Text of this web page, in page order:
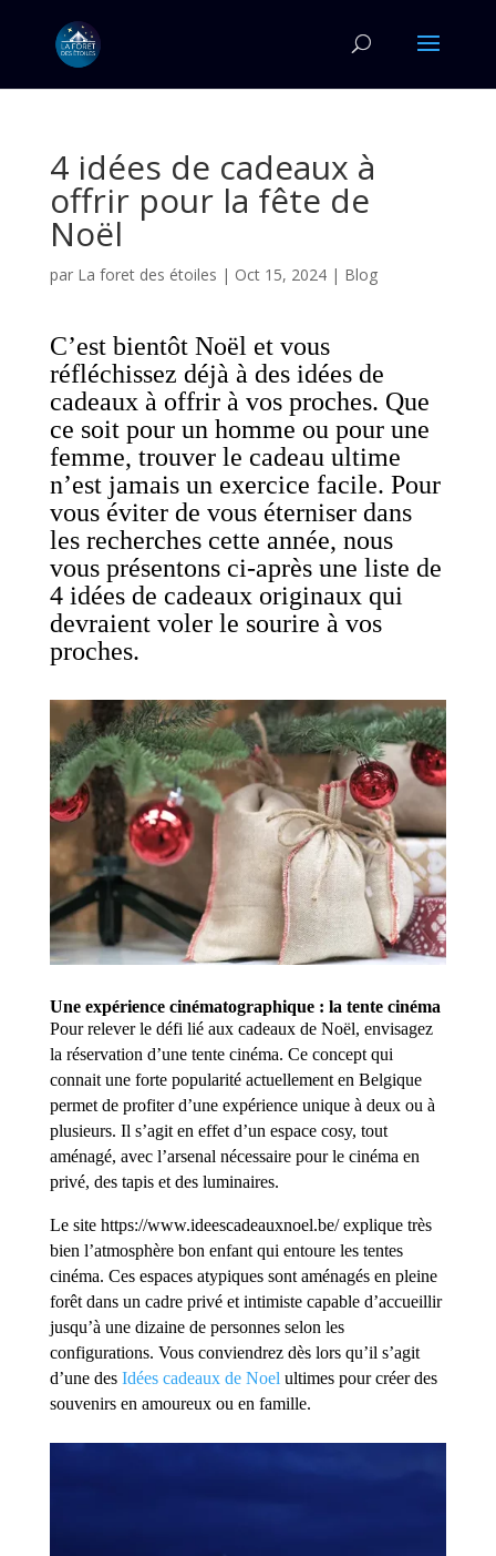
4 idées de cadeaux à
offrir pour la fête de
Noël
par La foret des étoiles | Oct 15, 2024| Blog
C’est bientôt Noël et vous
réfléchissez déjà à des idées de
cadeaux à offrir à vos proches. Que
ce soit pour un homme ou pour une
femme, trouver le cadeau ultime
n’est jamais un exercice facile. Pour
vous éviter de vous éterniser dans
les recherches cette année, nous
vous présentons ci-après une liste de
4 idées de cadeaux originaux qui
devraient voler le sourire à vos
proches.
Une expérience cinématographique : la tente cinéma
Pour relever le défi lié aux cadeaux de Noël, envisagez
la réservation d’une tente cinéma. Ce concept qui
connait une forte popularité actuellement en Belgique
permet de profiter d’une expérience unique à deux ou à
plusieurs. Il s’agit en effet d’un espace cosy, tout
aménagé, avec l’arsenal nécessaire pour le cinéma en
privé, des tapis et des luminaires.
Le site https://www.ideescadeauxnoel.be/ explique très
bien l’atmosphère bon enfant qui entoure les tentes
cinéma. Ces espaces atypiques sont aménagés en pleine
forêt dans un cadre privé et intimiste capable d’accueillir
jusqu’à une dizaine de personnes selon les
configurations. Vous conviendrez dès lors qu’il s’agit
d’une des Idées cadeaux de Noel ultimes pour créer des
souvenirs en amoureux ou en famille.